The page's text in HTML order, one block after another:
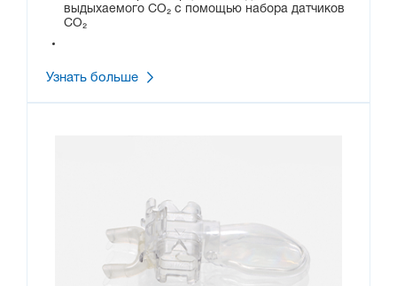
выдыхаемого CO₂ с помощью набора датчиков
CO₂
Узнать больше